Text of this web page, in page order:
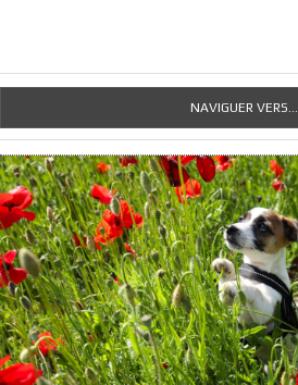
NAVIGUER VERS...